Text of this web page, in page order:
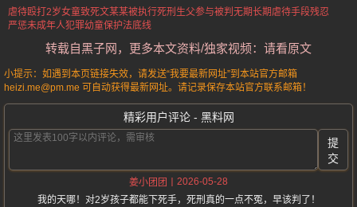
虐待殴打2岁女童致死文某某被执行死刑 生父参与被判无期长期虐待手段残忍
严惩未成年人犯罪幼童保护法底线
转载自黑子网，更多本文资料/独家视频：请看原文
小提示：如遇到本页链接失效，请发送“我要最新网址”到本站官方邮箱
heizi.me@pm.me 可自动获得最新网址。请记录保存本站官方联系邮箱！
精彩用户评论 - 黑料网
提
交
姜小团团
2026-05-28
我的天哪！对2岁孩子都能下死手，死刑真的一点不冤，早该判了！